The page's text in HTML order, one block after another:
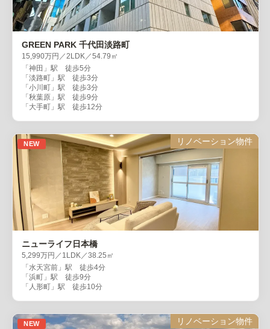
GREEN PARK 千代田淡路町
15,990万円／2LDK／54.79㎡
「神田」駅 徒歩5分
「淡路町」駅 徒歩3分
「小川町」駅 徒歩3分
「秋葉原」駅 徒歩9分
「大手町」駅 徒歩12分
NEW リノベーション物件
ニューライフ日本橋
5,299万円／1LDK／38.25㎡
「水天宮前」駅 徒歩4分
「浜町」駅 徒歩9分
「人形町」駅 徒歩10分
NEW リノベーション物件